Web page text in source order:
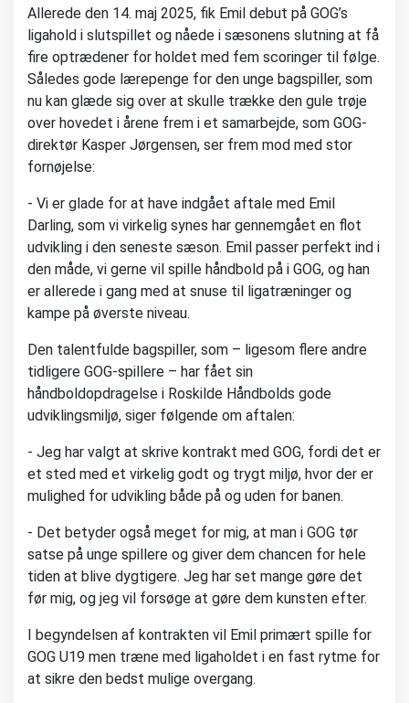
Allerede den 14. maj 2025, fik Emil debut på GOG’s
ligahold i slutspillet og nåede i sæsonens slutning at få
fire optrædener for holdet med fem scoringer til følge.
Således gode lærepenge for den unge bagspiller, som
nu kan glæde sig over at skulle trække den gule trøje
over hovedet i årene frem i et samarbejde, som GOG-
direktør Kasper Jørgensen, ser frem mod med stor
fornøjelse:
- Vi er glade for at have indgået aftale med Emil
Darling, som vi virkelig synes har gennemgået en flot
udvikling i den seneste sæson. Emil passer perfekt ind i
den måde, vi gerne vil spille håndbold på i GOG, og han
er allerede i gang med at snuse til ligatræninger og
kampe på øverste niveau.
Den talentfulde bagspiller, som – ligesom flere andre
tidligere GOG-spillere – har fået sin
håndboldopdragelse i Roskilde Håndbolds gode
udviklingsmiljø, siger følgende om aftalen:
- Jeg har valgt at skrive kontrakt med GOG, fordi det er
et sted med et virkelig godt og trygt miljø, hvor der er
mulighed for udvikling både på og uden for banen.
- Det betyder også meget for mig, at man i GOG tør
satse på unge spillere og giver dem chancen for hele
tiden at blive dygtigere. Jeg har set mange gøre det
før mig, og jeg vil forsøge at gøre dem kunsten efter.
I begyndelsen af kontrakten vil Emil primært spille for
GOG U19 men træne med ligaholdet i en fast rytme for
at sikre den bedst mulige overgang.